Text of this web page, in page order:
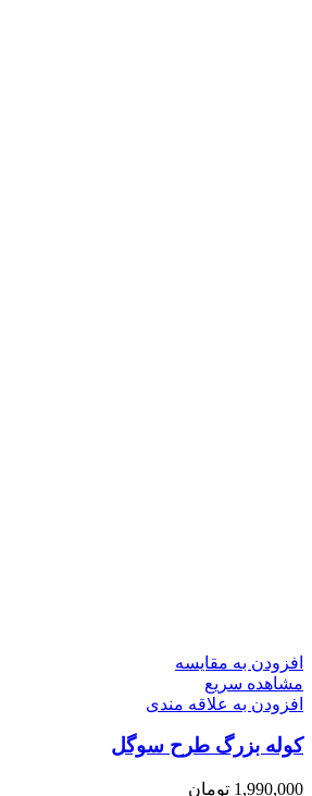
افزودن به مقایسه
مشاهده سریع
افزودن به علاقه مندی
کوله بزرگ طرح سوگل
1,990,000 تومان